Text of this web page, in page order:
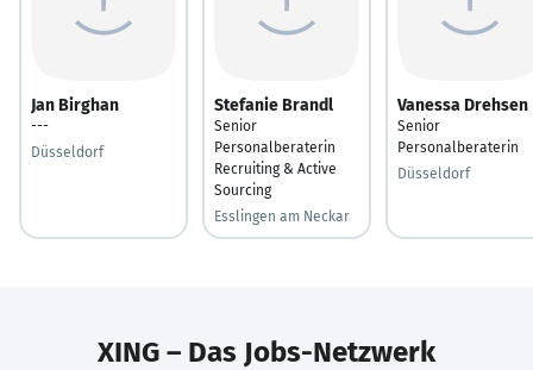
Jan Birghan
---
Düsseldorf
Stefanie Brandl
Senior
Personalberaterin
Recruiting & Active
Sourcing
Esslingen am Neckar
Vanessa Drehsen
Senior
Personalberaterin
Düsseldorf
XING – Das Jobs-Netzwerk